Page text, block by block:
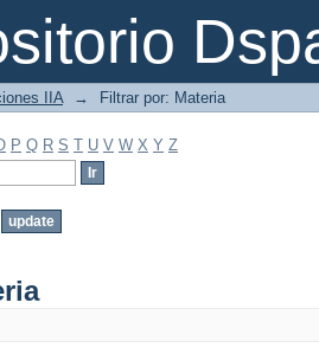
IIA → Filtrar por: Materia
P Q R S T U V W X Y Z